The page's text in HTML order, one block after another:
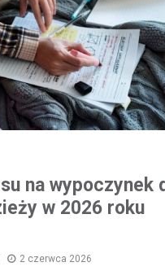
na wypoczynek
w 2026 roku
2 czerwca 2026